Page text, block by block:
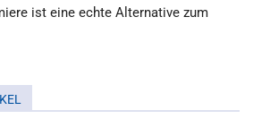
ist eine echte Alternative zum